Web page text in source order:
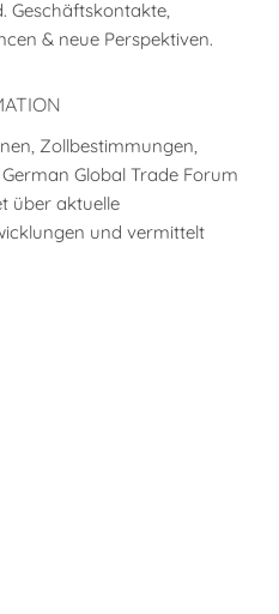
Geschäftskontakte,
& neue Perspektiven.
Zollbestimmungen,
Global Trade Forum
über aktuelle
und vermittelt